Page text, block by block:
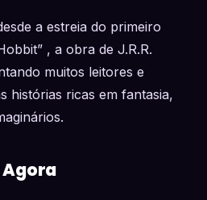
a estreia do primeiro
, a obra de J.R.R.
muitos leitores e
histórias ricas em fantasia,